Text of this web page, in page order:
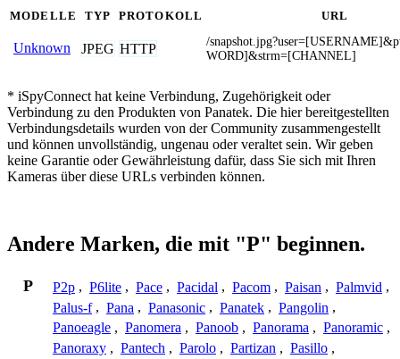
MODELLE TYP PROTOKOLL URL
Unknown JPEG HTTP
/
WORD]&strm=[CHANNEL]
* iSpyConnect hat keine Verbindung, Zugehörigkeit oder
Verbindung zu den Produkten von Panatek. Die hier bereitgestellten
Verbindungsdetails wurden von der Community zusammengestellt
und können unvollständig, ungenau oder veraltet sein. Wir geben
keine Garantie oder Gewährleistung dafür, dass Sie sich mit Ihren
Kameras über diese URLs verbinden können.
Andere Marken, die mit "P" beginnen.
P P2p , P6lite , Pace , Pacidal , Pacom , Paisan , Palmvid ,
Palus-f , Pana , Panasonic , Panatek , Pangolin ,
Panoeagle , Panomera , Panoob , Panorama , Panoramic ,
Panoraxy , Pantech , Parolo , Partizan , Pasillo ,